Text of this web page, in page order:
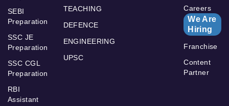
SEBI
Preparation
SSC JE
Preparation
SSC CGL
Preparation
RBI
Assistant
TEACHING
DEFENCE
ENGINEERING
UPSC
Careers
We Are
Hiring
Franchise
Content
Partner